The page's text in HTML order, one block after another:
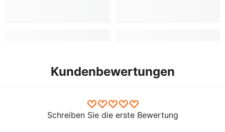
Kundenbewertungen
Schreiben Sie die erste Bewertung